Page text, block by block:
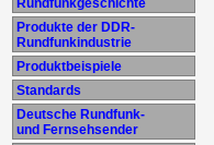
Rundfunkgeschichte
Produkte der DDR-
Rundfunkindustrie
Produktbeispiele
Standards
Deutsche Rundfunk-
und Fernsehsender